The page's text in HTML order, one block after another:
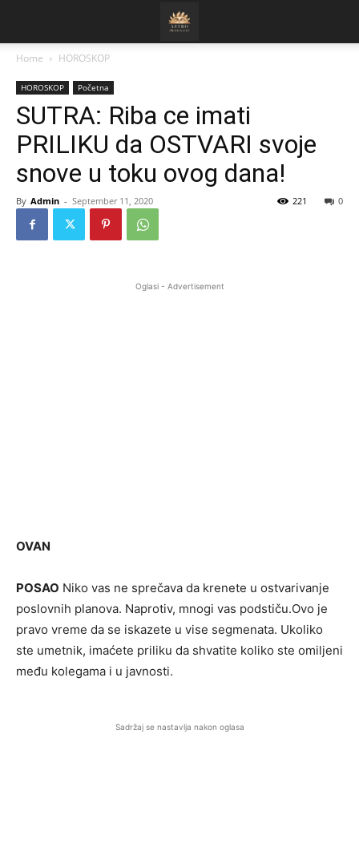
Home HOROSKOP
HOROSKOP Početna
SUTRA: Riba ce imati
PRILIKU da OSTVARI svoje
snove u toku ovog dana!
By Admin - September 11, 2020 0
221
Oglasi - Advertisement
OVAN
POSAO Niko vas ne sprečava da krenete u ostvarivanje
poslovnih planova. Naprotiv, mnogi vas podstiču.Ovo je
pravo vreme da se iskazete u vise segmenata. Ukoliko
ste umetnik, imaćete priliku da shvatite koliko ste omiljeni
među kolegama i u javnosti.
Sadržaj se nastavlja nakon oglasa